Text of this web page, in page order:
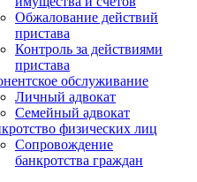
Обжалование действий
пристава
Контроль за действиями
пристава
обслуживание
Личный адвокат
Семейный адвокат
физических лиц
Сопровождение
банкротства граждан